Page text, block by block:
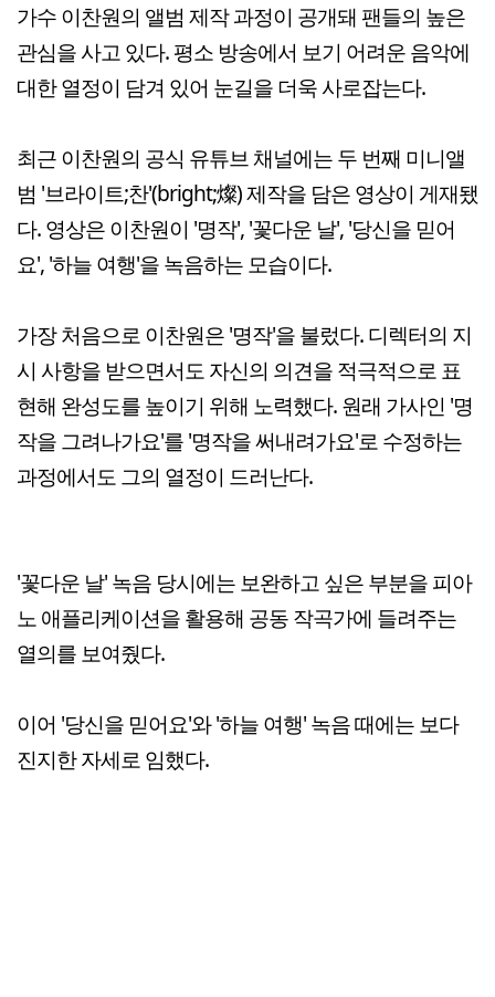
가수 이찬원의 앨범 제작 과정이 공개돼 팬들의 높은
관심을 사고 있다. 평소 방송에서 보기 어려운 음악에
대한 열정이 담겨 있어 눈길을 더욱 사로잡는다.
최근 이찬원의 공식 유튜브 채널에는 두 번째 미니앨
범 '브라이트;찬'(bright;燦) 제작을 담은 영상이 게재됐
다. 영상은 이찬원이 '명작', '꽃다운 날', '당신을 믿어
요', '하늘 여행'을 녹음하는 모습이다.
가장 처음으로 이찬원은 '명작'을 불렀다. 디렉터의 지
시 사항을 받으면서도 자신의 의견을 적극적으로 표
현해 완성도를 높이기 위해 노력했다. 원래 가사인 '명
작을 그려나가요'를 '명작을 써내려가요'로 수정하는
과정에서도 그의 열정이 드러난다.
'꽃다운 날' 녹음 당시에는 보완하고 싶은 부분을 피아
노 애플리케이션을 활용해 공동 작곡가에 들려주는
열의를 보여줬다.
이어 '당신을 믿어요'와 '하늘 여행' 녹음 때에는 보다
진지한 자세로 임했다.